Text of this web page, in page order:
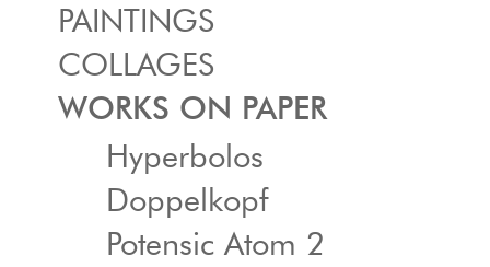
PAINTINGS
COLLAGES
WORKS ON PAPER
Hyperbolos
Doppelkopf
Potensic Atom 2